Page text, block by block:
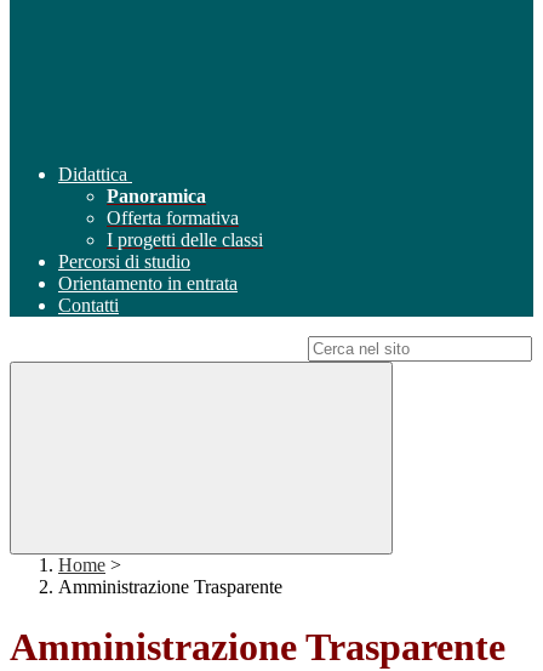
Didattica
Panoramica
Offerta formativa
I progetti delle classi
Percorsi di studio
Orientamento in entrata
Contatti
Home >
Amministrazione Trasparente
Amministrazione Trasparente